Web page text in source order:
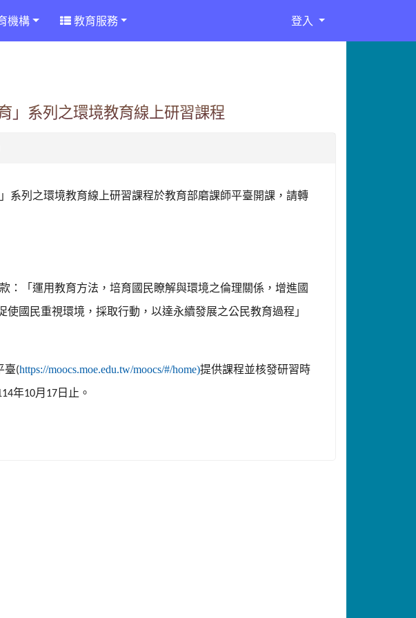
機構 教育服務 登入
」系列之環境教育線上研習課程
系列之環境教育線上研習課程於教育部磨課師平臺開課，請轉
款：「運用教育方法，培育國民瞭解與環境之倫理關係，增進國
使國民重視環境，採取行動，以達永續發展之公民教育過程」
臺(https://moocs.moe.edu.tw/moocs/#/home)提供課程並核發研習時
年10月 17 日止。